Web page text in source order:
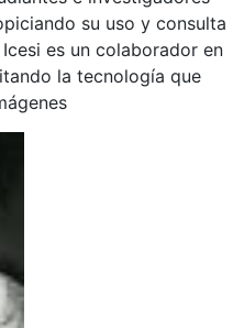
su uso y consulta
es un colaborador en
la tecnología que